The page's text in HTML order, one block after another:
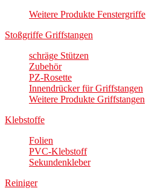
Weitere Produkte Fenstergriffe
Stoßgriffe Griffstangen
schräge Stützen
Zubehör
PZ-Rosette
Innendrücker für Griffstangen
Weitere Produkte Griffstangen
Klebstoffe
Folien
PVC-Klebstoff
Sekundenkleber
Reiniger